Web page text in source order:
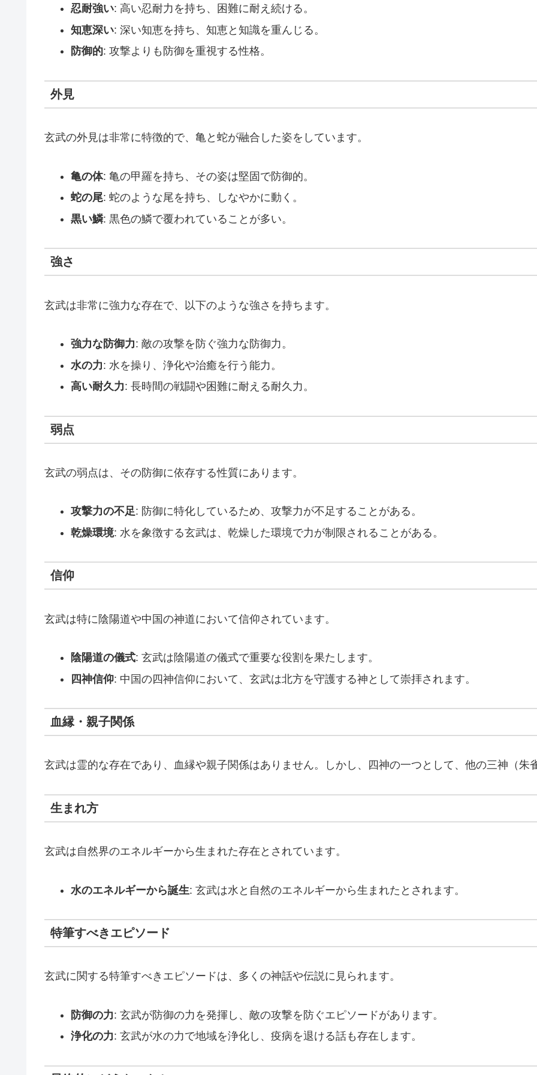
忍耐強い: 高い忍耐力を持ち、困難に耐え続ける。
知恵深い: 深い知恵を持ち、知恵と知識を重んじる。
防御的: 攻撃よりも防御を重視する性格。
外見
玄武の外見は非常に特徴的で、亀と蛇が融合した姿をしています。
亀の体: 亀の甲羅を持ち、その姿は堅固で防御的。
蛇の尾: 蛇のような尾を持ち、しなやかに動く。
黒い鱗: 黒色の鱗で覆われていることが多い。
強さ
玄武は非常に強力な存在で、以下のような強さを持ちます。
強力な防御力: 敵の攻撃を防ぐ強力な防御力。
水の力: 水を操り、浄化や治癒を行う能力。
高い耐久力: 長時間の戦闘や困難に耐える耐久力。
弱点
玄武の弱点は、その防御に依存する性質にあります。
攻撃力の不足: 防御に特化しているため、攻撃力が不足することがある。
乾燥環境: 水を象徴する玄武は、乾燥した環境で力が制限されることがある。
信仰
玄武は特に陰陽道や中国の神道において信仰されています。
陰陽道の儀式: 玄武は陰陽道の儀式で重要な役割を果たします。
四神信仰: 中国の四神信仰において、玄武は北方を守護する神として崇拝されます。
血縁・親子関係
玄武は霊的な存在であり、血縁や親子関係はありません。しかし、四神の一つとして、他の三神（朱
生まれ方
玄武は自然界のエネルギーから生まれた存在とされています。
水のエネルギーから誕生: 玄武は水と自然のエネルギーから生まれたとされます。
特筆すべきエピソード
玄武に関する特筆すべきエピソードは、多くの神話や伝説に見られます。
防御の力: 玄武が防御の力を発揮し、敵の攻撃を防ぐエピソードがあります。
浄化の力: 玄武が水の力で地域を浄化し、疫病を退ける話も存在します。